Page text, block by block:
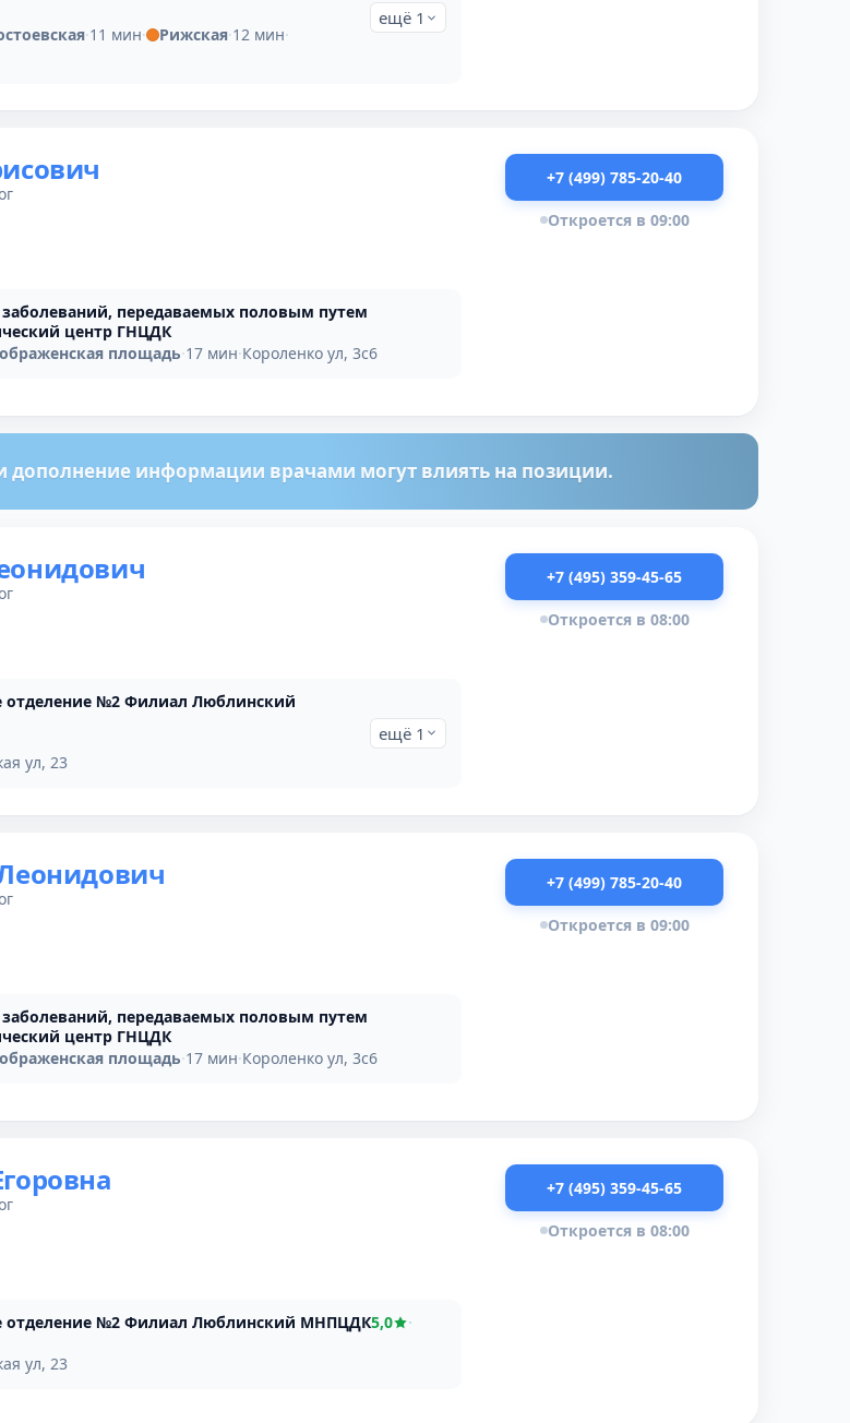
·11 мин· Рижская·12 мин·
ещё 1
передаваемых половым путем
центр ГНЦДК
площадь·17 мин·Короленко ул, 3с6
+7 (499) 785-20-40
Откроется в 09:00
дополнение информации врачами могут влиять на позиции.
отделение №2 Филиал Люблинский
ул, 23
ещё 1
+7 (495) 359-45-65
Откроется в 08:00
передаваемых половым путем
центр ГНЦДК
площадь·17 мин·Короленко ул, 3с6
+7 (499) 785-20-40
Откроется в 09:00
отделение №2 Филиал Люблинский МНПЦДК5,0
·
ул, 23
+7 (495) 359-45-65
Откроется в 08:00